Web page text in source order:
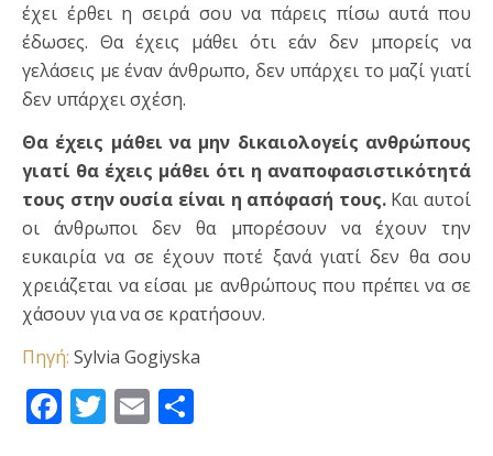
έχει έρθει η σειρά σου να πάρεις πίσω αυτά που
έδωσες. Θα έχεις μάθει ότι εάν δεν μπορείς να
γελάσεις με έναν άνθρωπο, δεν υπάρχει το μαζί γιατί
δεν υπάρχει σχέση.
Θα έχεις μάθει να μην δικαιολογείς ανθρώπους
γιατί θα έχεις μάθει ότι η αναποφασιστικότητά
τους στην ουσία είναι η απόφασή τους.Και αυτοί
οι άνθρωποι δεν θα μπορέσουν να έχουν την
ευκαιρία να σε έχουν ποτέ ξανά γιατί δεν θα σου
χρειάζεται να είσαι με ανθρώπους που πρέπει να σε
χάσουν για να σε κρατήσουν.
Πηγή: Sylvia Gogiyska
Facebook
Twitter
Email